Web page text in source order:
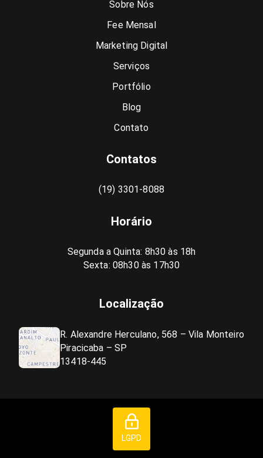
Sobre Nós
Fee Mensal
Marketing Digital
Serviços
Portfólio
Blog
Contato
Contatos
(19) 3301-8088
Horário
Segunda a Quinta: 8h30 às 18h
Sexta: 08h30 às 17h30
Localização
R. Alexandre Herculano, 568 – Vila Monteiro
Piracicaba – SP
13418-445
LGPD